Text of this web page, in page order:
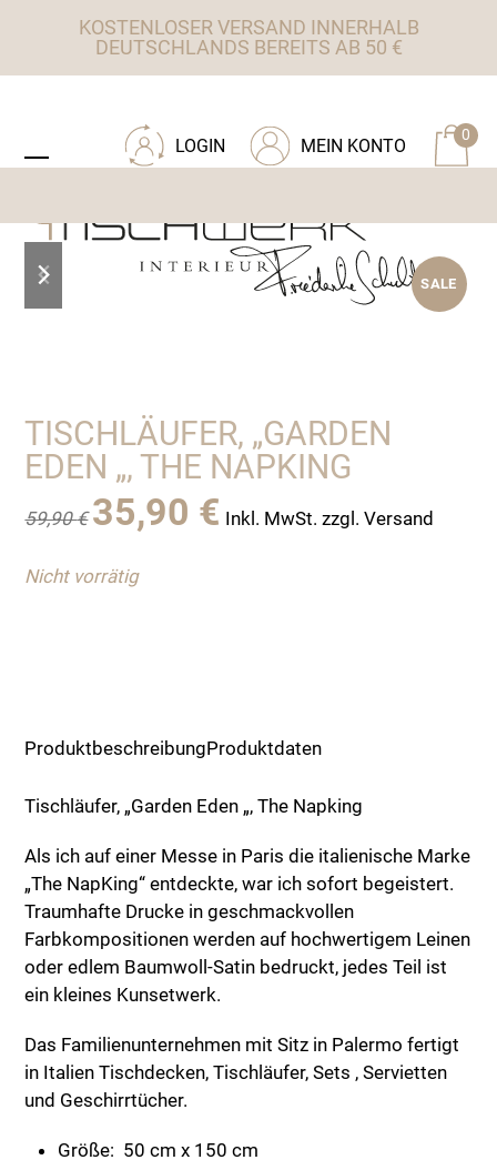
KOSTENLOSER VERSAND INNERHALB
DEUTSCHLANDS BEREITS AB 50 €
0
MEIN KONTO
LOGIN
mobile
mobile
SALE
slide
slide
TISCHLÄUFER, „GARDEN
EDEN „, THE NAPKING
59,90€
Ursprünglicher
Preis
59,90 €
35,90 € Preis
Inkl. MwSt. zzgl. Versand
Nicht vorrätig
ProduktbeschreibungProduktdaten
Tischläufer, „Garden Eden „, The Napking
Als ich auf einer Messe in Paris die italienische Marke
„The NapKing“ entdeckte, war ich sofort begeistert.
Traumhafte Drucke in geschmackvollen
Farbkompositionen werden auf hochwertigem Leinen
oder edlem Baumwoll-Satin bedruckt, jedes Teil ist
ein kleines Kunsetwerk.
Das Familienunternehmen mit Sitz in Palermo fertigt
in Italien Tischdecken, Tischläufer, Sets , Servietten
und Geschirrtücher.
Größe: 50 cm x 150 cm